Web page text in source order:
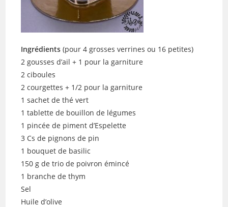
Ingrédients (pour 4 grosses verrines ou 16 petites)
2 gousses d’ail + 1 pour la garniture
2 ciboules
2 courgettes + 1/2 pour la garniture
1 sachet de thé vert
1 tablette de bouillon de légumes
1 pincée de piment d’Espelette
3 Cs de pignons de pin
1 bouquet de basilic
150 g de trio de poivron émincé
1 branche de thym
Sel
Huile d’olive